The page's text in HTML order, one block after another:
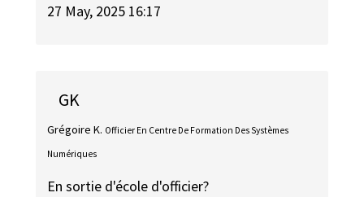
27 May, 2025 16:17
GK
Grégoire K. Officier En Centre De Formation Des Systèmes
Numériques
En sortie d'école d'officier?